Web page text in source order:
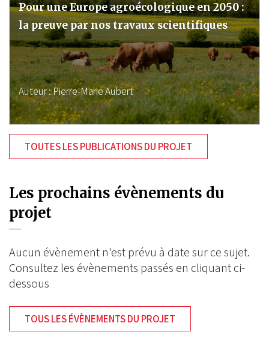
Pour une Europe agroécologique en 2050 :
la preuve par nos travaux scientifiques
Auteur :Pierre-Marie Aubert
TOUTES LES PUBLICATIONS DU PROJET
Les prochains évènements du
projet
Aucun évènement n'est prévu à date sur ce sujet.
Consultez les évènements passés en cliquant ci-
dessous
TOUS LES ÉVÈNEMENTS DU PROJET